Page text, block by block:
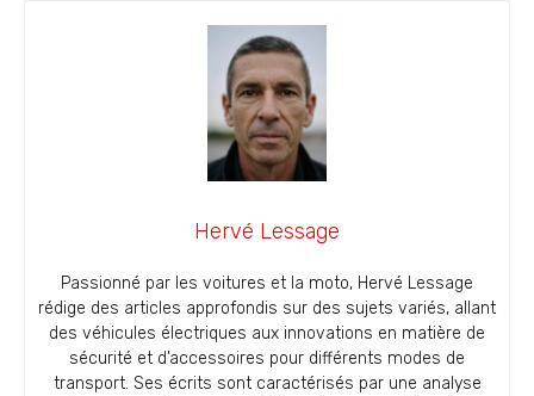
Hervé Lessage
Passionné par les voitures et la moto, Hervé Lessage
rédige des articles approfondis sur des sujets variés, allant
des véhicules électriques aux innovations en matière de
sécurité et d’accessoires pour différents modes de
transport. Ses écrits sont caractérisés par une analyse